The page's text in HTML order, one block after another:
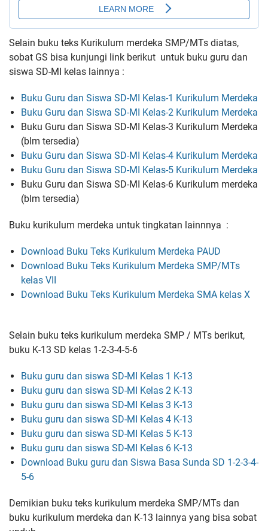
Selain buku teks Kurikulum merdeka SMP/MTs diatas,
sobat GS bisa kunjungi link berikut untuk buku guru dan
siswa SD-MI kelas lainnya :
Buku Guru dan Siswa SD-MI Kelas-1 Kurikulum Merdeka
Buku Guru dan Siswa SD-MI Kelas-2 Kurikulum Merdeka
Buku Guru dan Siswa SD-MI Kelas-3 Kurikulum Merdeka
(blm tersedia)
Buku Guru dan Siswa SD-MI Kelas-4 Kurikulum Merdeka
Buku Guru dan Siswa SD-MI Kelas-5 Kurikulum Merdeka
Buku Guru dan Siswa SD-MI Kelas-6 Kurikulum merdeka
(blm tersedia)
Buku kurikulum merdeka untuk tingkatan lainnnya :
Download Buku Teks Kurikulum Merdeka PAUD
Download Buku Teks Kurikulum Merdeka SMP/MTs
kelas VII
Download Buku Teks Kurikulum Merdeka SMA kelas X
Selain buku teks kurikulum merdeka SMP / MTs berikut,
buku K-13 SD kelas 1-2-3-4-5-6
Buku guru dan siswa SD-MI Kelas 1 K-13
Buku guru dan siswa SD-MI Kelas 2 K-13
Buku guru dan siswa SD-MI Kelas 3 K-13
Buku guru dan siswa SD-MI Kelas 4 K-13
Buku guru dan siswa SD-MI Kelas 5 K-13
Buku guru dan siswa SD-MI Kelas 6 K-13
Download Buku guru dan Siswa Basa Sunda SD 1-2-3-4-
5-6
Demikian buku teks kurikulum merdeka SMP/MTs dan
buku kurikulum merdeka dan K-13 lainnya yang bisa sobat